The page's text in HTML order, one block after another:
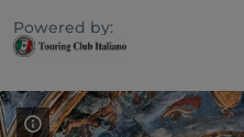
Powered by: